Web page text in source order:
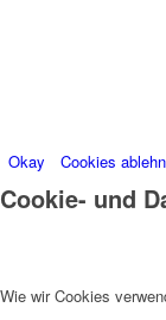
Okay Cookies
Cookie- und
Wie wir Cookies